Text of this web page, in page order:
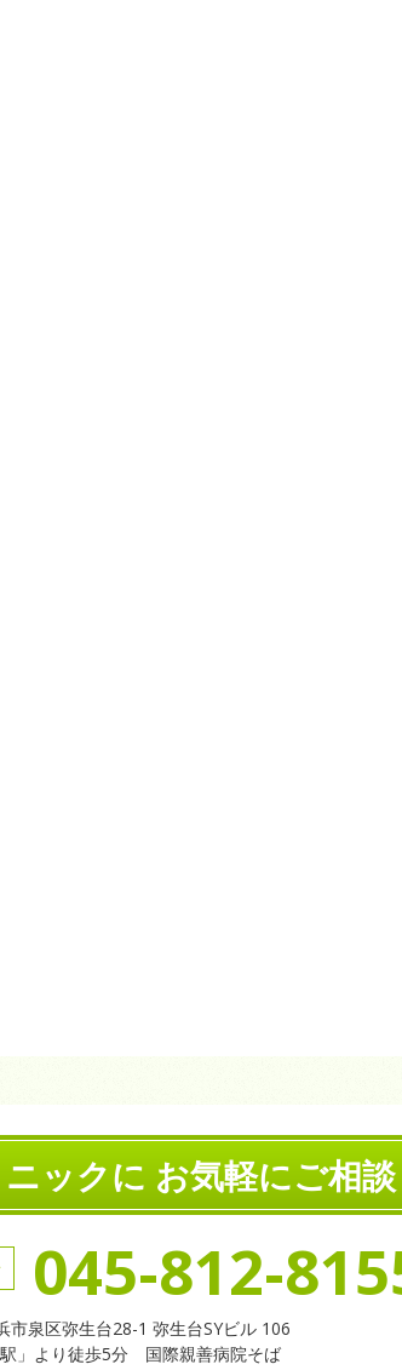
ックに お気軽にご相
045-812-
市泉区弥生台28-1 弥生台SYビル 106
」より徒歩5分 国際親善病院そば